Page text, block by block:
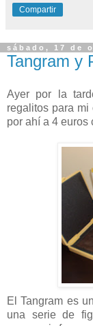
Compartir
sábado, 17 de
Tangram y
Ayer por la
regalitos para
por ahí a 4 euros
El Tangram es
una serie de